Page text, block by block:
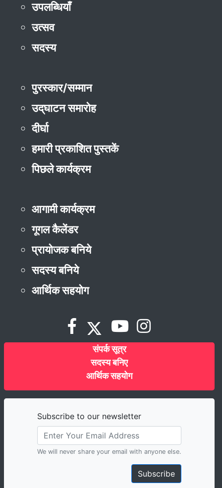
उपलब्धियाँ
उत्सव
सदस्य
पुरस्कार/सम्मान
उद्‌घाटन समारोह
दीर्घा
हमारी प्रकाशित पुस्तकें
पिछले कार्यक्रम
आगामी कार्यक्रम
गूगल कैलेंडर
प्रायोजक बनिये
सदस्य बनिये
आर्थिक सहयोग
संपर्क सूत्र
सदस्य बनिए
आर्थिक सहयोग
Subscribe to our newsletter
We will never share your email with anyone else.
Subscribe